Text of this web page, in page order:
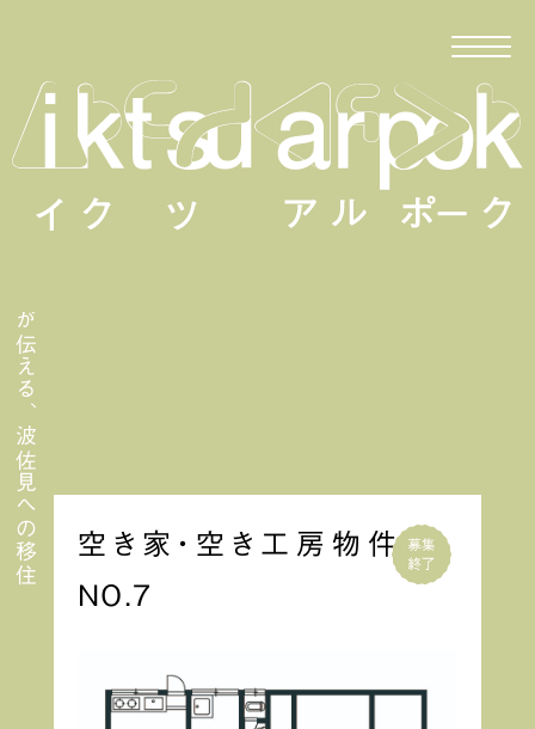
移住者が伝える、波佐見への移住
空き家・空き工房物件
NO.7